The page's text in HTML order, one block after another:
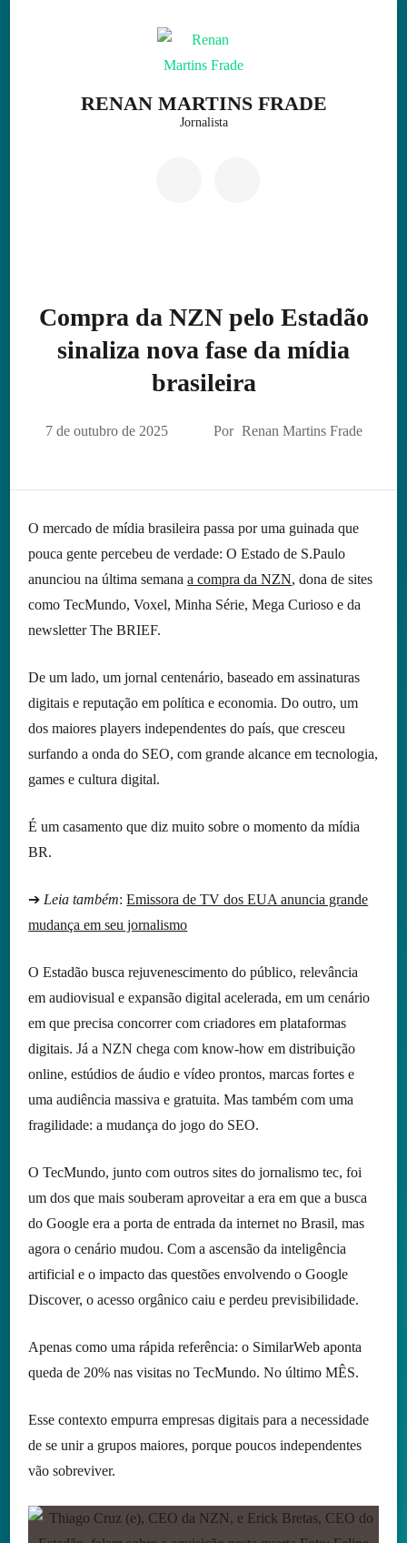
RENAN MARTINS FRADE
Jornalista
Compra da NZN pelo Estadão
sinaliza nova fase da mídia
brasileira
7 de outubro de 2025 Por Renan Martins Frade
O mercado de mídia brasileira passa por uma guinada que
pouca gente percebeu de verdade: O Estado de S.Paulo
anunciou na última semanaa compra da NZN, dona de sites
como TecMundo, Voxel, Minha Série, Mega Curioso e da
newsletter The BRIEF.
De um lado, um jornal centenário, baseado em assinaturas
digitais e reputação em política e economia. Do outro, um
dos maiores players independentes do país, que cresceu
surfando a onda do SEO, com grande alcance em tecnologia,
games e cultura digital.
É um casamento que diz muito sobre o momento da mídia
BR.
➔ Leia também:Emissora de TV dos EUA anuncia grande
mudança em seu jornalismo
O Estadão busca rejuvenescimento do público, relevância
em audiovisual e expansão digital acelerada, em um cenário
em que precisa concorrer com criadores em plataformas
digitais. Já a NZN chega com know-how em distribuição
online, estúdios de áudio e vídeo prontos, marcas fortes e
uma audiência massiva e gratuita. Mas também com uma
fragilidade: a mudança do jogo do SEO.
O TecMundo, junto com outros sites do jornalismo tec, foi
um dos que mais souberam aproveitar a era em que a busca
do Google era a porta de entrada da internet no Brasil, mas
agora o cenário mudou. Com a ascensão da inteligência
artificial e o impacto das questões envolvendo o Google
Discover, o acesso orgânico caiu e perdeu previsibilidade.
Apenas como uma rápida referência: o SimilarWeb aponta
queda de 20% nas visitas no TecMundo. No último MÊS.
Esse contexto empurra empresas digitais para a necessidade
de se unir a grupos maiores, porque poucos independentes
vão sobreviver.